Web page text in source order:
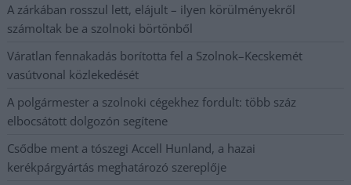
A zárkában rosszul lett, elájult – ilyen körülményekről
számoltak be a szolnoki börtönből
Váratlan fennakadás borította fel a Szolnok–Kecskemét
vasútvonal közlekedését
A polgármester a szolnoki cégekhez fordult: több száz
elbocsátott dolgozón segítene
Csődbe ment a tószegi Accell Hunland, a hazai
kerékpárgyártás meghatározó szereplője